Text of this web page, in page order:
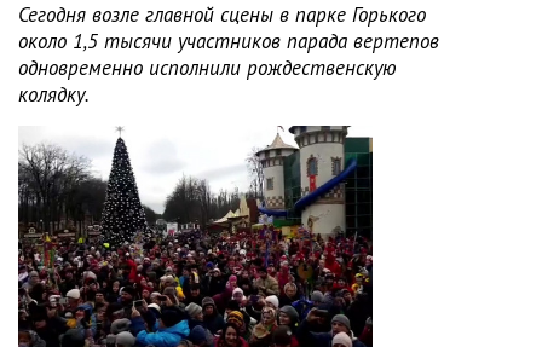
Сегодня возле главной сцены в парке Горького
около 1,5 тысячи участников парада вертепов
одновременно исполнили рождественскую
колядку.